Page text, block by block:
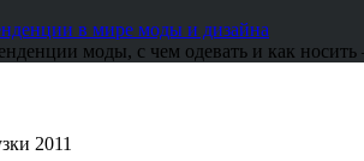
в мире моды и дизайна
моды, с чем одевать и как
2011